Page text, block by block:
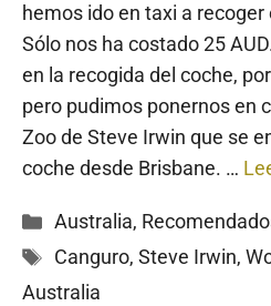
hemos ido en taxi a recoger
Sólo nos ha costado 25
en la recogida del coche,
pero pudimos ponernos en
Zoo de Steve Irwin que se
coche desde Brisbane. …
Categorías
Australia,
Etiquetas
Canguro, Steve Irwin,
Australia